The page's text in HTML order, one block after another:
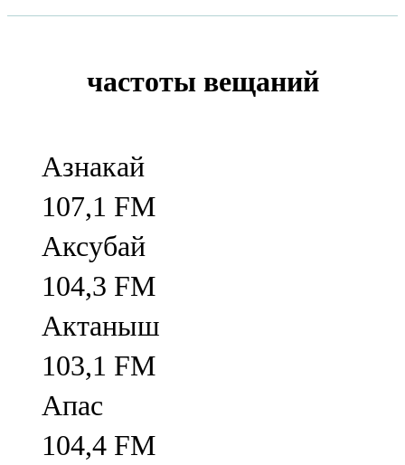
частоты вещаний
Азнакай
107,1 FM
Аксубай
104,3 FM
Актаныш
103,1 FM
Апас
104,4 FM